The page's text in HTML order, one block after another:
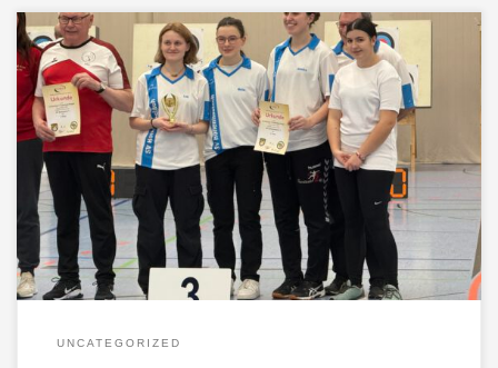
Am 7. und 8. Februar 2026 fand dann die zweite Runde der
Landesliga Bogen statt. Wieder startete die Liga C am Samstag.
Und es wurde ein guter Nachmittag. Die zweite Mannschaft
verbesserte sich am Ende auf den 3. Platz und konnte einen
kleinen Pokal mit nach hause nehmen. Und auch […]
UNCATEGORIZED